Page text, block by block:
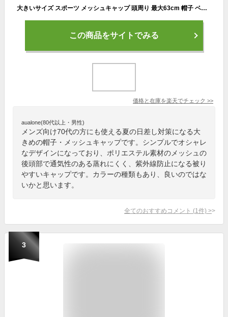
大きいサイズ スポーツ メッシュキャップ 頭周り 最大63cm 帽子 ベースボールキャップ 紫外線防止 春夏 メンズ／レディース 20代 30代 40代 50代 60代 70代 プレゼント 大きめ
この商品をサイトでみる
価格と在庫を楽天でチェック >>
aualone(80代以上・男性)
メンズ向け70代の方にも使える夏の日差し対策になる大
きめの帽子・メッシュキャップです。シンプルでオシャレ
なデザインになっており、ポリエステル素材のメッシュの
後頭部で通気性のある蒸れにくく、紫外線防止になる被り
やすいキャップです。カラーの種類もあり、良いのではな
いかと思います。
全てのおすすめコメント (1 件) >
3